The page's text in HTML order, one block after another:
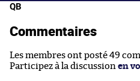
QB
Commentaires
Les membres ont posté 49
Participez à la discussion en